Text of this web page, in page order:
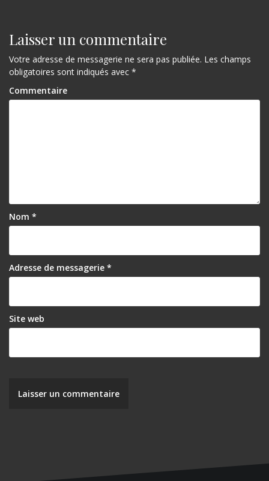
i
g
a
t
l
’
a
r
i
c
l
Laisser un commentaire
Votre adresse de messagerie ne sera pas publiée. Les champs
obligatoires sont indiqués avec *
Commentaire
Nom *
Adresse de messagerie *
Site web